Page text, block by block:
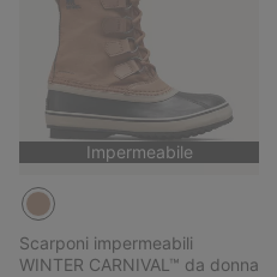
Impermeabile
Scarponi impermeabili
WINTER CARNIVAL™ da donna